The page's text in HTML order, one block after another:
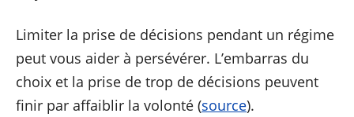
Limiter la prise de décisions pendant un régime
peut vous aider à persévérer. L’embarras du
choix et la prise de trop de décisions peuvent
finir par affaiblir la volonté (source).